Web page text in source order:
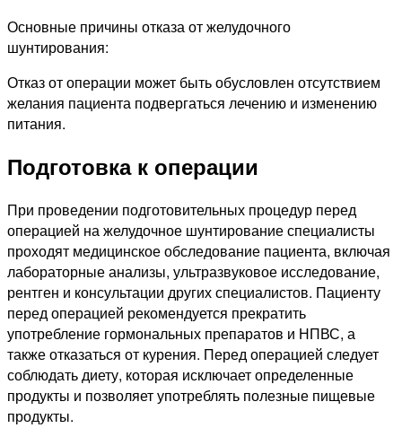
Основные причины отказа от желудочного
шунтирования:
Отказ от операции может быть обусловлен отсутствием
желания пациента подвергаться лечению и изменению
питания.
Подготовка к операции
При проведении подготовительных процедур перед
операцией на желудочное шунтирование специалисты
проходят медицинское обследование пациента, включая
лабораторные анализы, ультразвуковое исследование,
рентген и консультации других специалистов. Пациенту
перед операцией рекомендуется прекратить
употребление гормональных препаратов и НПВС, а
также отказаться от курения. Перед операцией следует
соблюдать диету, которая исключает определенные
продукты и позволяет употреблять полезные пищевые
продукты.